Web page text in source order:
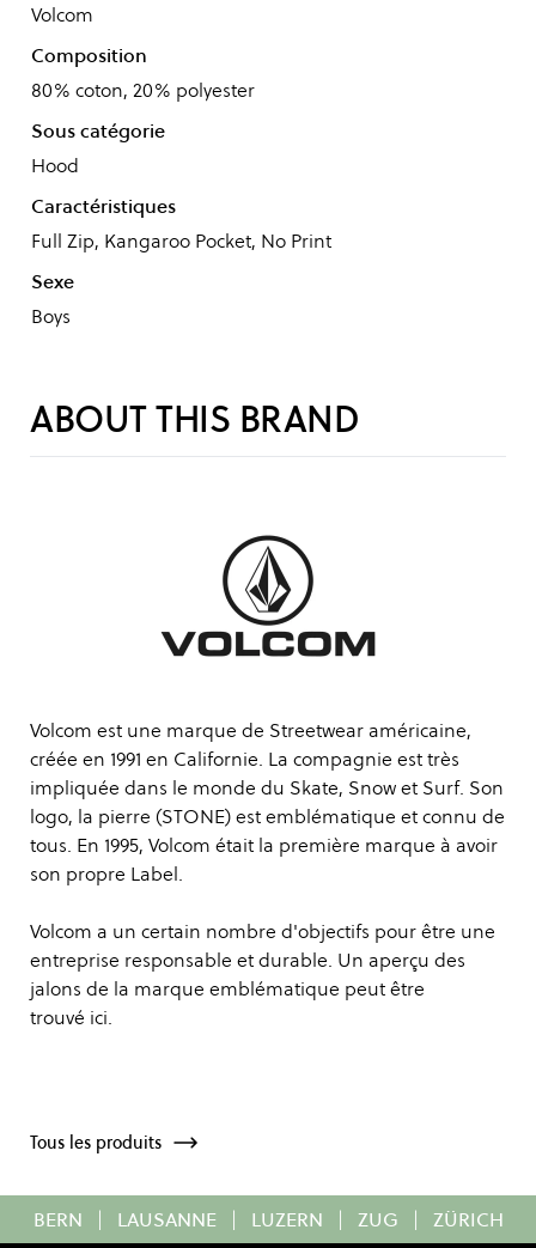
Volcom
Composition
80% coton, 20% polyester
Sous catégorie
Hood
Caractéristiques
Full Zip, Kangaroo Pocket, No Print
Sexe
Boys
ABOUT THIS BRAND
Volcom est une marque de Streetwear américaine,
créée en 1991 en Californie. La compagnie est très
impliquée dans le monde du Skate, Snow et Surf. Son
logo, la pierre (STONE) est emblématique et connu de
tous. En 1995, Volcom était la première marque à avoir
son propre Label.
Volcom a un certain nombre d'objectifs pour être une
entreprise responsable et durable. Un aperçu des
jalons de la marque emblématique peut être
trouvé ici.
Tous les produits
BERN | LAUSANNE | LUZERN | ZUG | ZÜRICH